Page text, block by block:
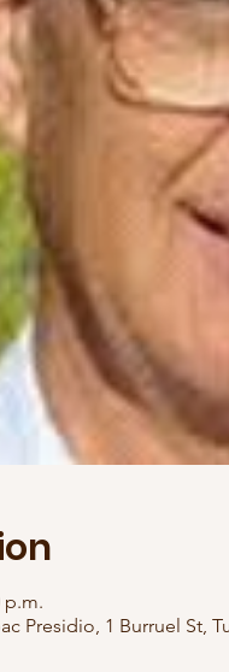
p.m.
Presidio, 1 Burruel St,